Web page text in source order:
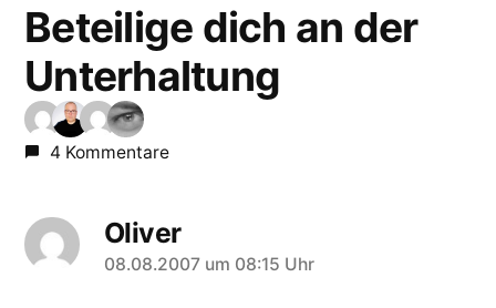
Beteilige dich an der
Unterhaltung
4 Kommentare
Oliver
sagt:
08.08.2007 um 08:15 Uhr